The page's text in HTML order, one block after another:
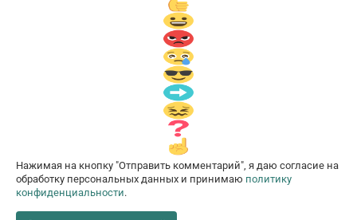
Нажимая на кнопку "Отправить комментарий", я даю согласие на
обработку персональных данных и принимаю политику
конфиденциальности.